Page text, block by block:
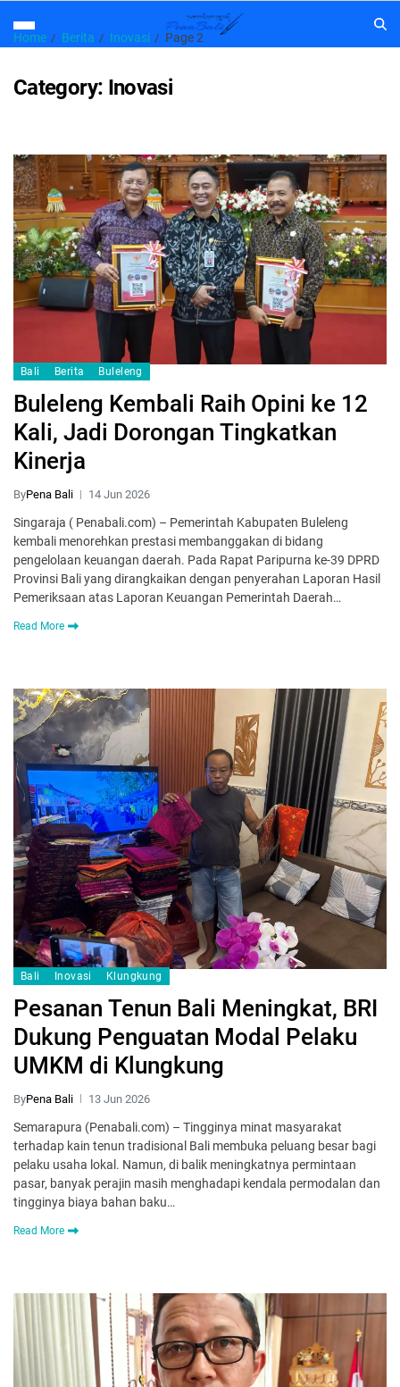
Home Berita Inovasi Page 2
Category: Inovasi
Bali Berita Buleleng
Buleleng Kembali Raih Opini ke 12
Kali, Jadi Dorongan Tingkatkan
Kinerja
ByPena Bali 14 Jun 2026
Singaraja ( Penabali.com) – Pemerintah Kabupaten Buleleng
kembali menorehkan prestasi membanggakan di bidang
pengelolaan keuangan daerah. Pada Rapat Paripurna ke-39 DPRD
Provinsi Bali yang dirangkaikan dengan penyerahan Laporan Hasil
Pemeriksaan atas Laporan Keuangan Pemerintah Daerah…
Read More
Bali Inovasi Klungkung
Pesanan Tenun Bali Meningkat, BRI
Dukung Penguatan Modal Pelaku
UMKM di Klungkung
ByPena Bali 13 Jun 2026
Semarapura (Penabali.com) – Tingginya minat masyarakat
terhadap kain tenun tradisional Bali membuka peluang besar bagi
pelaku usaha lokal. Namun, di balik meningkatnya permintaan
pasar, banyak perajin masih menghadapi kendala permodalan dan
tingginya biaya bahan baku…
Read More